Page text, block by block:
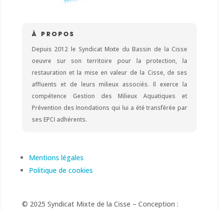
À PROPOS
Depuis 2012 le Syndicat Mixte du Bassin de la Cisse
oeuvre sur son territoire pour la protection, la
restauration et la mise en valeur de la Cisse, de ses
affluents et de leurs milieux associés. Il exerce la
compétence Gestion des Milieux Aquatiques et
Prévention des Inondations qui lui a été transférée par
ses EPCI adhérents.
Mentions légales
Politique de cookies
© 2025 Syndicat Mixte de la Cisse – Conception :